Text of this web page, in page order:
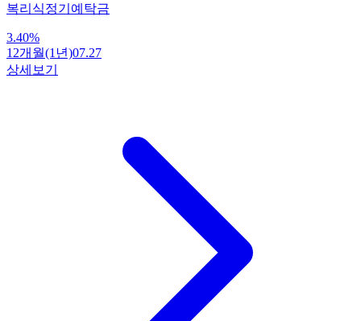
복리식정기예탁금
3.40%
12개월(1년)07.27
상세보기